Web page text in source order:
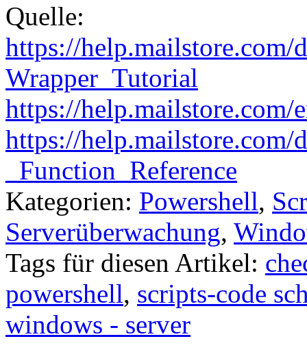
Quelle:
https://help.mailstore.com/
Wrapper_Tutorial
https://help.mailstore.com/
https://
_Function_Reference
Kategorien: Powershell,
Serverüberwachung,
Tags für diesen Artikel:
powershell, scripts-code
windows - server